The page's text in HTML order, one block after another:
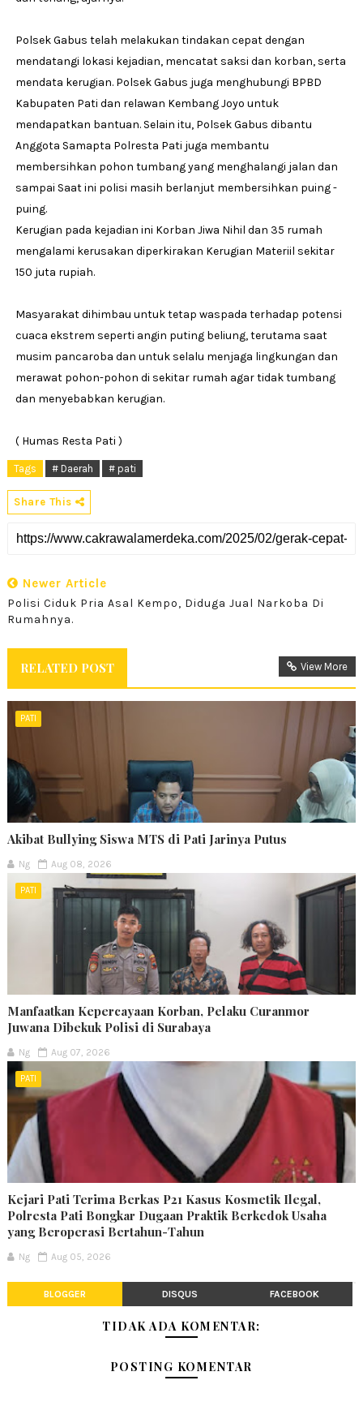
Polsek Gabus telah melakukan tindakan cepat dengan
mendatangi lokasi kejadian, mencatat saksi dan korban, serta
mendata kerugian. Polsek Gabus juga menghubungi BPBD
Kabupaten Pati dan relawan Kembang Joyo untuk
mendapatkan bantuan. Selain itu, Polsek Gabus dibantu
Anggota Samapta Polresta Pati juga membantu
membersihkan pohon tumbang yang menghalangi jalan dan
sampai Saat ini polisi masih berlanjut membersihkan puing -
puing.
Kerugian pada kejadian ini Korban Jiwa Nihil dan 35 rumah
mengalami kerusakan diperkirakan Kerugian Materiil sekitar
150 juta rupiah.
Masyarakat dihimbau untuk tetap waspada terhadap potensi
cuaca ekstrem seperti angin puting beliung, terutama saat
musim pancaroba dan untuk selalu menjaga lingkungan dan
merawat pohon-pohon di sekitar rumah agar tidak tumbang
dan menyebabkan kerugian.
( Humas Resta Pati )
Tags # Daerah # pati
Share This
Newer Article
Polisi Ciduk Pria Asal Kempo, Diduga Jual Narkoba Di
Rumahnya.
RELATED POST View More
PATI
Akibat Bullying Siswa MTS di Pati Jarinya Putus
Ng Aug 08, 2026
PATI
Manfaatkan Kepercayaan Korban, Pelaku Curanmor
Juwana Dibekuk Polisi di Surabaya
Ng Aug 07, 2026
PATI
Kejari Pati Terima Berkas P21 Kasus Kosmetik Ilegal,
Polresta Pati Bongkar Dugaan Praktik Berkedok Usaha
yang Beroperasi Bertahun-Tahun
Ng Aug 05, 2026
BLOGGER DISQUS FACEBOOK
TIDAK ADA KOMENTAR:
POSTING KOMENTAR